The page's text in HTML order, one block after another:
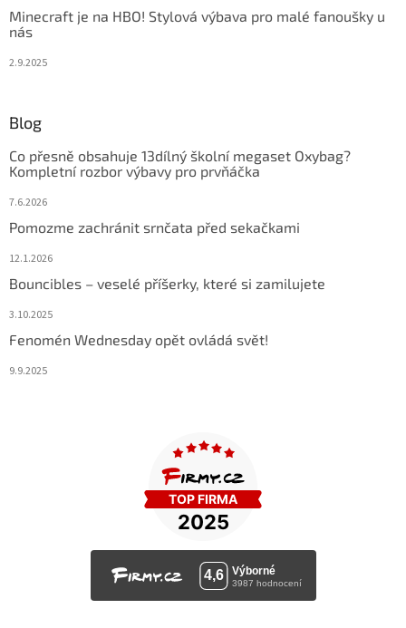
Minecraft je na HBO! Stylová výbava pro malé fanoušky u
nás
2.9.2025
Blog
Co přesně obsahuje 13dílný školní megaset Oxybag?
Kompletní rozbor výbavy pro prvňáčka
7.6.2026
Pomozme zachránit srnčata před sekačkami
12.1.2026
Bouncibles – veselé příšerky, které si zamilujete
3.10.2025
Fenomén Wednesday opět ovládá svět!
9.9.2025